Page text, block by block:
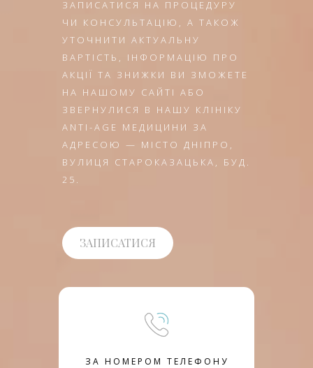
ЗАПИСАТИСЯ НА ПРОЦЕДУРУ
ЧИ КОНСУЛЬТАЦІЮ, А ТАКОЖ
УТОЧНИТИ АКТУАЛЬНУ
ВАРТІСТЬ, ІНФОРМАЦІЮ ПРО
АКЦІЇ ТА ЗНИЖКИ ВИ ЗМОЖЕТЕ
НА НАШОМУ САЙТІ АБО
ЗВЕРНУЛИСЯ В НАШУ КЛІНІКУ
ANTI-AGE МЕДИЦИНИ ЗА
АДРЕСОЮ — МІСТО ДНІПРО,
ВУЛИЦЯ СТАРОКАЗАЦЬКА, БУД.
25.
ЗАПИСАТИСЯ
ЗА НОМЕРОМ ТЕЛЕФОНУ